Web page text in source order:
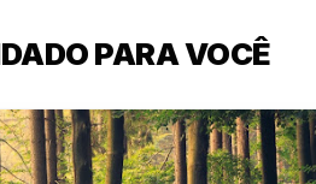
PARA VOCÊ